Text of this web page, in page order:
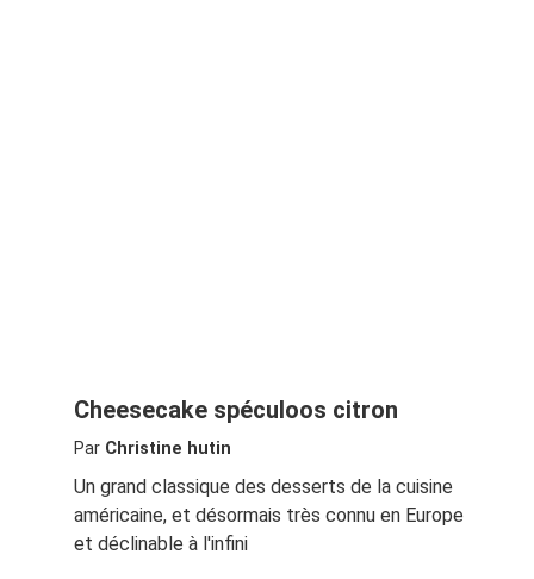
Cheesecake spéculoos citron
Par Christine hutin
Un grand classique des desserts de la cuisine
américaine, et désormais très connu en Europe
et déclinable à l'infini